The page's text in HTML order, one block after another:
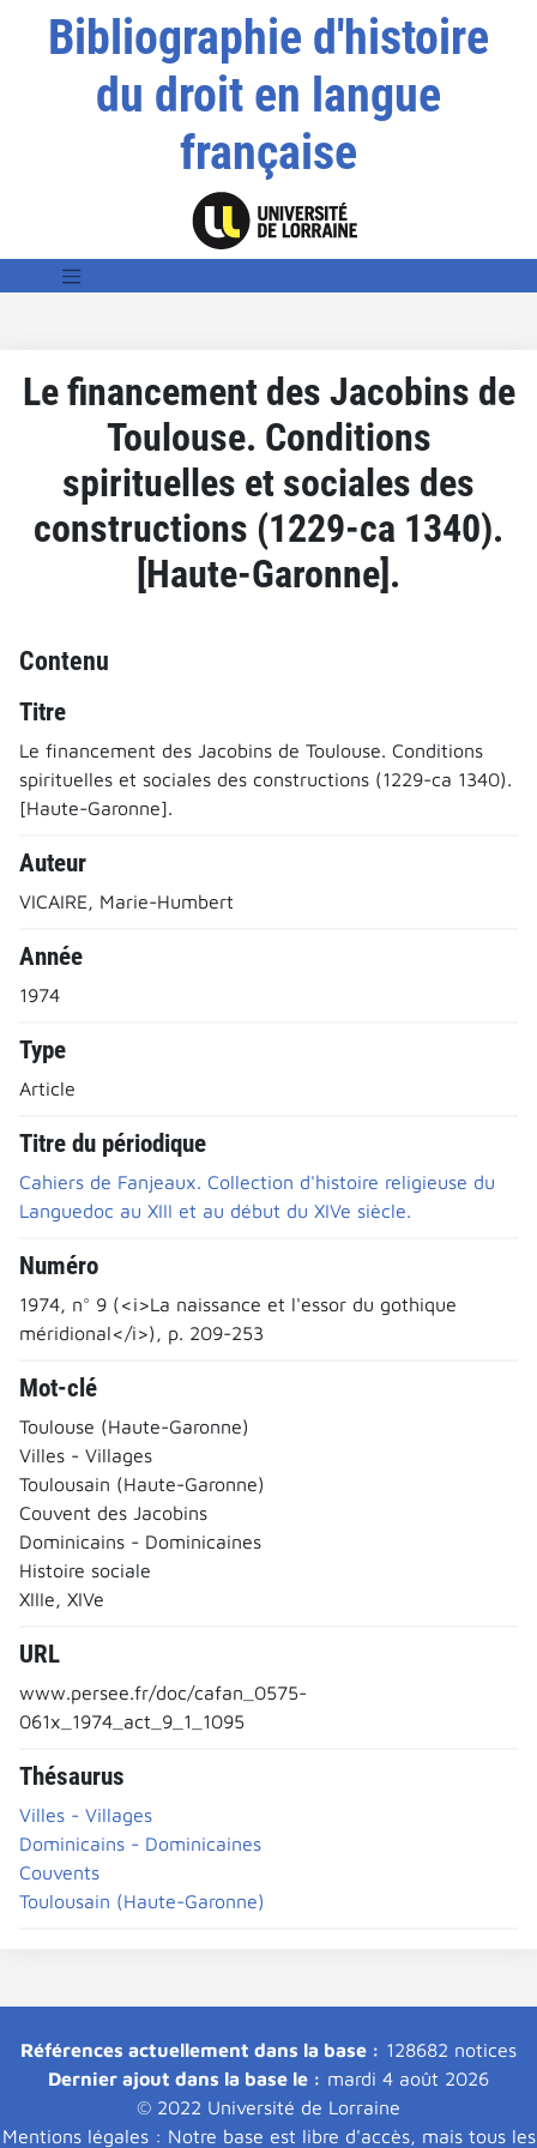
Bibliographie d'histoire
du droit en langue
française
Le financement des Jacobins de
Toulouse. Conditions
spirituelles et sociales des
constructions (1229-ca 1340).
[Haute-Garonne].
Contenu
Titre
Le financement des Jacobins de Toulouse. Conditions
spirituelles et sociales des constructions (1229-ca 1340).
[Haute-Garonne].
Auteur
VICAIRE, Marie-Humbert
Année
1974
Type
Article
Titre du périodique
Cahiers de Fanjeaux. Collection d'histoire religieuse du
Languedoc au XIII et au début du XIVe siècle.
Numéro
1974, n° 9 (<i>La naissance et l'essor du gothique
méridional</i>), p. 209-253
Mot-clé
Toulouse (Haute-Garonne)
Villes - Villages
Toulousain (Haute-Garonne)
Couvent des Jacobins
Dominicains - Dominicaines
Histoire sociale
XIIIe, XIVe
URL
www.persee.fr/doc/cafan_0575-
061x_1974_act_9_1_1095
Thésaurus
Villes - Villages
Dominicains - Dominicaines
Couvents
Toulousain (Haute-Garonne)
Références actuellement dans la base : 128682 notices
Dernier ajout dans la base le : mardi 4 août 2026
© 2022 Université de Lorraine
Mentions légales : Notre base est libre d'accès, mais tous les